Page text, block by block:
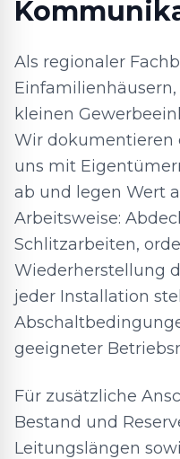
Als regionaler
kleinen
Wir dokumentieren
uns mit
ab und legen Wert
Arbeitsweise:
Schlitzarbeiten,
Wiederherstellung
jeder Installation
geeigneter
Für zusätzliche
Bestand und
Leitungslängen